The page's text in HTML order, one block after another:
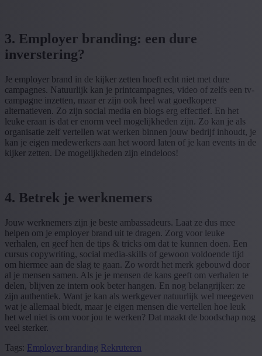
3. Employer branding: een dure
inverstering?
Je employer brand in de kijker zetten hoeft echt niet met dure
campagnes. Natuurlijk kan je printcampagnes, video of zelfs een tv-
campagne inzetten, maar er zijn ook heel wat goedkopere
alternatieven. Zo zijn social media en blogs erg effectief. En het
leuke eraan is dat er enorm veel mogelijkheden zijn. Zo kan je als
organisatie zelf vertellen wat werken binnen jouw bedrijf inhoudt, je
kan je eigen medewerkers aan het woord laten of je kan events in de
kijker zetten. De mogelijkheden zijn eindeloos!
4. Betrek je werknemers
Jouw werknemers zijn je beste ambassadeurs. Laat ze dus mee
helpen om je employer brand uit te dragen. Zorg voor leuke
verhalen, en geef hen de tips & tricks om dat te kunnen doen. Een
cursus copywriting, social media-skills of gewoon voldoende tijd
om hiermee aan de slag te gaan. Zo wordt het merk gebouwd door
al je mensen samen. Als je je mensen de kans geeft om verhalen te
delen, blijven ze intern ook beter hangen. En nog belangrijker: ze
zijn authentiek. Want je kan als werkgever natuurlijk wel meegeven
wat je allemaal biedt, maar je eigen mensen die vertellen hoe leuk
het wel niet is om voor jou te werken? Dat maakt de boodschap nog
veel sterker.
Tags: Employer branding Rekruteren